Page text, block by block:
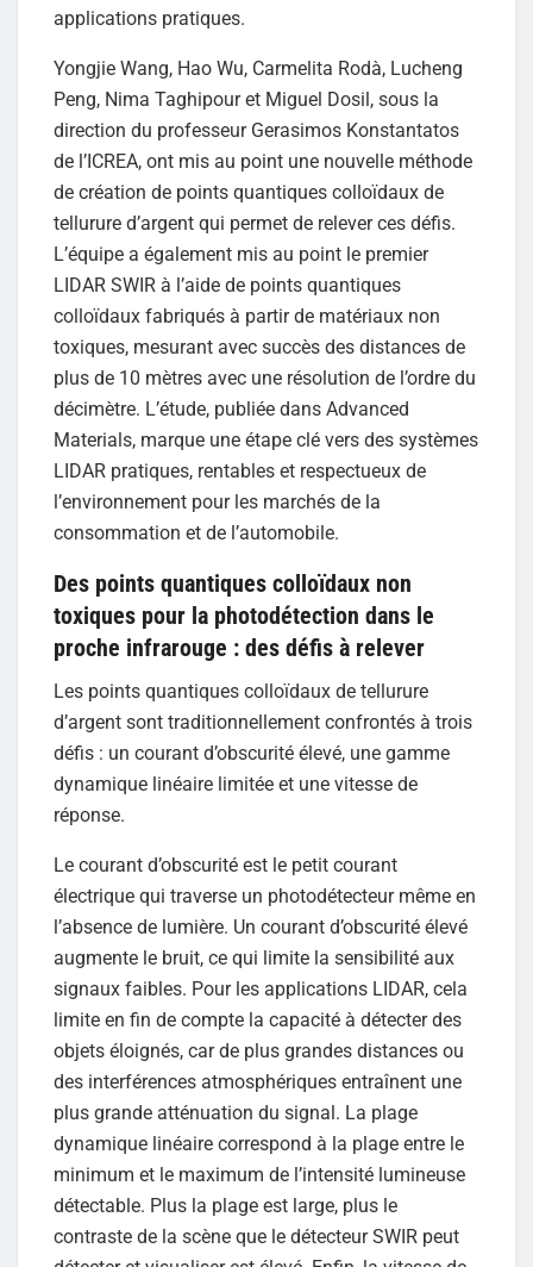
applications pratiques.
Yongjie Wang, Hao Wu, Carmelita Rodà, Lucheng
Peng, Nima Taghipour et Miguel Dosil, sous la
direction du professeur Gerasimos Konstantatos
de l’ICREA, ont mis au point une nouvelle méthode
de création de points quantiques colloïdaux de
tellurure d’argent qui permet de relever ces défis.
L’équipe a également mis au point le premier
LIDAR SWIR à l’aide de points quantiques
colloïdaux fabriqués à partir de matériaux non
toxiques, mesurant avec succès des distances de
plus de 10 mètres avec une résolution de l’ordre du
décimètre. L’étude, publiée dans Advanced
Materials, marque une étape clé vers des systèmes
LIDAR pratiques, rentables et respectueux de
l’environnement pour les marchés de la
consommation et de l’automobile.
Des points quantiques colloïdaux non
toxiques pour la photodétection dans le
proche infrarouge : des défis à relever
Les points quantiques colloïdaux de tellurure
d’argent sont traditionnellement confrontés à trois
défis : un courant d’obscurité élevé, une gamme
dynamique linéaire limitée et une vitesse de
réponse.
Le courant d’obscurité est le petit courant
électrique qui traverse un photodétecteur même en
l’absence de lumière. Un courant d’obscurité élevé
augmente le bruit, ce qui limite la sensibilité aux
signaux faibles. Pour les applications LIDAR, cela
limite en fin de compte la capacité à détecter des
objets éloignés, car de plus grandes distances ou
des interférences atmosphériques entraînent une
plus grande atténuation du signal. La plage
dynamique linéaire correspond à la plage entre le
minimum et le maximum de l’intensité lumineuse
détectable. Plus la plage est large, plus le
contraste de la scène que le détecteur SWIR peut